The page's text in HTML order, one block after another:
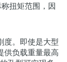
扭矩范围，因
度。即使是大型
供负载重量最高